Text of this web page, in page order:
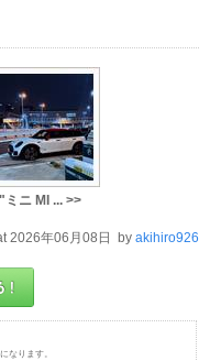
"ミニ MI ... >>
2026年06月08日 by akihiro926
なります。